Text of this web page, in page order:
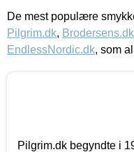
De mest populære
Pilgrim.dk, Brodersens.dk
EndlessNordic.dk, som
Pilgrim.dk begyndte i